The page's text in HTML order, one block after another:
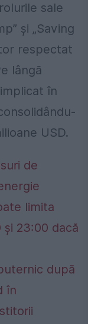
sale
și „Saving
respectat
lângă
în
USD.
de
limita
23:00 dacă
după
în